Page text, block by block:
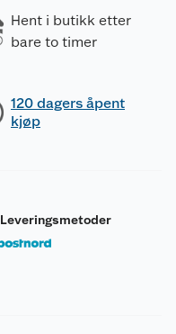
Hent i butikk etter
bare to timer
120 dagers åpent
kjøp
Leveringsmetoder